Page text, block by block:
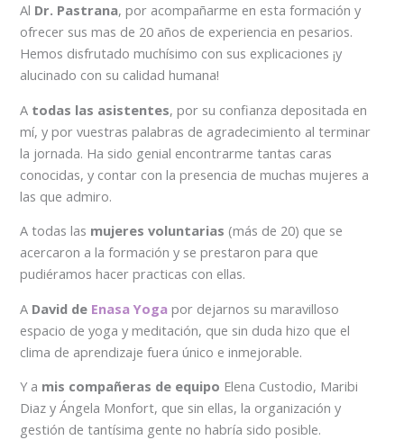
Al Dr. Pastrana, por acompañarme en esta formación y
ofrecer sus mas de 20 años de experiencia en pesarios.
Hemos disfrutado muchísimo con sus explicaciones ¡y
alucinado con su calidad humana!
A todas las asistentes, por su confianza depositada en
mí, y por vuestras palabras de agradecimiento al terminar
la jornada. Ha sido genial encontrarme tantas caras
conocidas, y contar con la presencia de muchas mujeres a
las que admiro.
A todas las mujeres voluntarias (más de 20) que se
acercaron a la formación y se prestaron para que
pudiéramos hacer practicas con ellas.
A David de Enasa Yoga por dejarnos su maravilloso
espacio de yoga y meditación, que sin duda hizo que el
clima de aprendizaje fuera único e inmejorable.
Y a mis compañeras de equipo Elena Custodio, Maribi
Diaz y Ángela Monfort, que sin ellas, la organización y
gestión de tantísima gente no habría sido posible.